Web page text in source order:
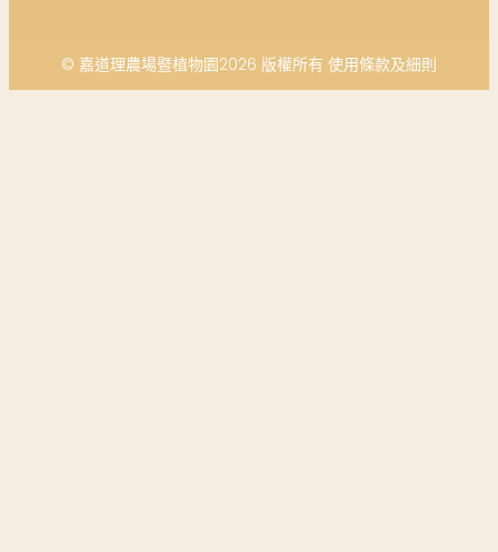
© 嘉道理農場暨植物園2026 版權所有 使用條款及細則